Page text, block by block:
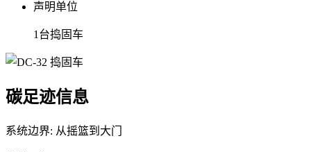
声明单位
1台捣固车
碳足迹信息
系统边界: 从摇篮到大门